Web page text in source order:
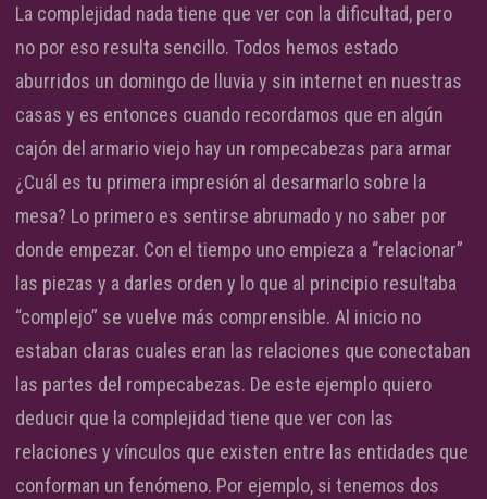
La complejidad nada tiene que ver con la dificultad, pero
no por eso resulta sencillo. Todos hemos estado
aburridos un domingo de lluvia y sin internet en nuestras
casas y es entonces cuando recordamos que en algún
cajón del armario viejo hay un rompecabezas para armar
¿Cuál es tu primera impresión al desarmarlo sobre la
mesa? Lo primero es sentirse abrumado y no saber por
donde empezar. Con el tiempo uno empieza a “relacionar”
las piezas y a darles orden y lo que al principio resultaba
“complejo” se vuelve más comprensible. Al inicio no
estaban claras cuales eran las relaciones que conectaban
las partes del rompecabezas. De este ejemplo quiero
deducir que la complejidad tiene que ver con las
relaciones y vínculos que existen entre las entidades que
conforman un fenómeno. Por ejemplo, si tenemos dos